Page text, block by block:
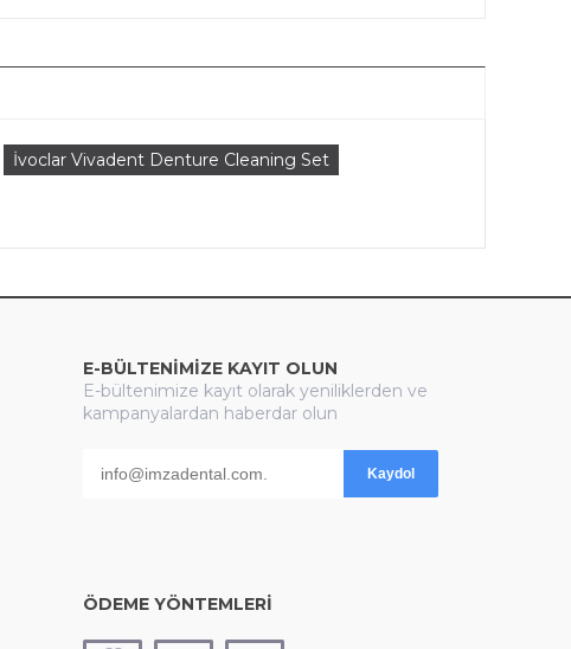
İvoclar Vivadent Denture Cleaning Set
E-BÜLTENİMİZE KAYIT OLUN
E-bültenimize kayıt olarak yeniliklerden ve
kampanyalardan haberdar olun
Kaydol
ÖDEME YÖNTEMLERİ